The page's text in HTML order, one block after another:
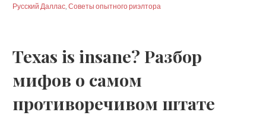
Русский Даллас, Советы опытного риэлтора
Texas is insane? Разбор
мифов о самом
противоречивом штате